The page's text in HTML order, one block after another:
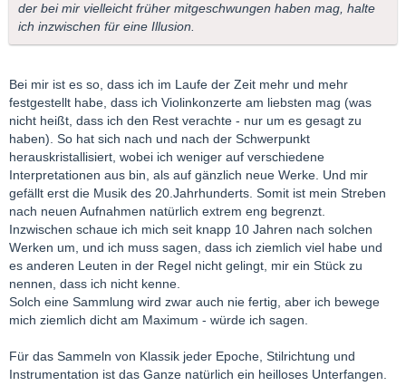
der bei mir vielleicht früher mitgeschwungen haben mag, halte
ich inzwischen für eine Illusion.
Bei mir ist es so, dass ich im Laufe der Zeit mehr und mehr
festgestellt habe, dass ich Violinkonzerte am liebsten mag (was
nicht heißt, dass ich den Rest verachte - nur um es gesagt zu
haben). So hat sich nach und nach der Schwerpunkt
herauskristallisiert, wobei ich weniger auf verschiedene
Interpretationen aus bin, als auf gänzlich neue Werke. Und mir
gefällt erst die Musik des 20.Jahrhunderts. Somit ist mein Streben
nach neuen Aufnahmen natürlich extrem eng begrenzt.
Inzwischen schaue ich mich seit knapp 10 Jahren nach solchen
Werken um, und ich muss sagen, dass ich ziemlich viel habe und
es anderen Leuten in der Regel nicht gelingt, mir ein Stück zu
nennen, dass ich nicht kenne.
Solch eine Sammlung wird zwar auch nie fertig, aber ich bewege
mich ziemlich dicht am Maximum - würde ich sagen.
Für das Sammeln von Klassik jeder Epoche, Stilrichtung und
Instrumentation ist das Ganze natürlich ein heilloses Unterfangen.